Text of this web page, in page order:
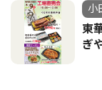
小
東
ぎ